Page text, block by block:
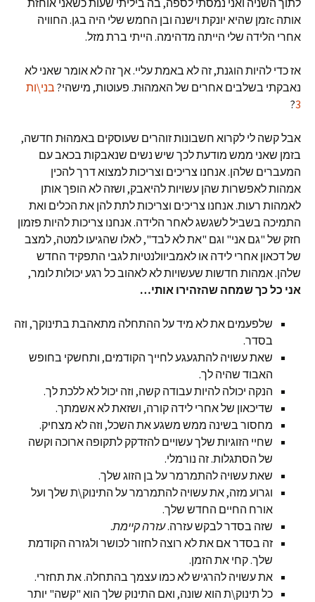
לתוך השניה ואני נמסתי לספה, בה ביליתי שעות כשאני אוחזת
אותה cזמן שהיא יונקת וישנה ובן החמש שלי היה בגן. החוויה
אחרי הלידה שלי הייתה מדהימה. הייתי ברת מזל.
אז כדי להיות הוגנת, זה לא באמת עליי. אך זה לא אומר שאני לא
נאבקתי בשלבים אחרים של האמהוּת. פעוטות, מישהי? בני\ות
3
?
אבל קשה לי לקרוא חשבונות זוהרים שעוסקים באמהוּת חדשה,
בזמן שאני ממש מודעת לכך שיש נשים שנאבקות בכאב עם
המעברים שלהן. אנחנו צריכים וצריכות למצוא דרך להכין
אמהות לאפשרות שהן עשויות להיאבק, ושזה לא הופך אותן
לאמהות רעות. אנחנו צריכים וצריכות לתת להן את הכלים ואת
התמיכה בשביל לשגשג לאחר הלידה. אנחנו צריכות להיות פזמון
חזק של "גם אני" וגם "את לא לבד", לאלו שהגיעו למטה, למצב
של דכאון אחרי לידה או לאמביוולנטיות לגבי התפקיד החדש
שלהן. אמהות חדשות שעשויות לא לאהוב כל רגע יכולות לומר,
אני כל כך שמחה שהזהירו אותי…
שלפעמים את לא מיד על ההתחלה מתאהבת בתינוקך, וזה
בסדר.
שאת עשויה להתגעגע לחייך הקודמים, ותחשקי בחופש
האבוד שהיה לך.
הנקה יכולה להיות עבודה קשה, וזה יכול לא ללכת לך.
שדיכאון של אחרי לידה קורה, ושזאת לא אשמתך.
מחסור בשינה ממש משגע את השכל, וזה לא מצחיק.
שחיי הזוגיות שלך עשויים להזדקק לתקופה ארוכה וקשה
של הסתגלות. זה נורמלי.
שאת עשויה להתמרמר על בן הזוג שלך.
וגרוע מזה, את עשויה להתמרמר על התינוק\ת שלך ועל
אורח החיים החדש שלך.
שזה בסדר לבקש עזרה.עזרה קיימת.
זה בסדר אם את לא רוצה לחזור לכושר ולגזרה הקודמת
שלך. קחי את הזמן.
את עשויה להרגיש לא כמו עצמך בהתחלה. את תחזרי.
כל תינוק\ת הוא שונה, ואם התינוק שלך הוא "קשה" יותר